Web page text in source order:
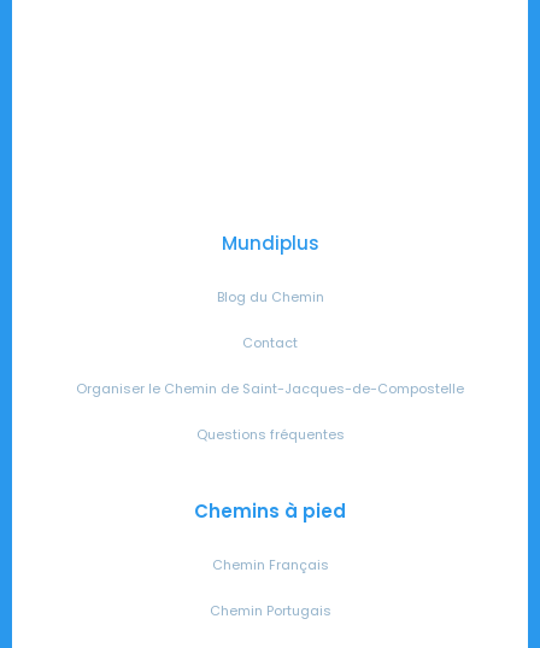
Mundiplus
Blog du Chemin
Contact
Organiser le Chemin de Saint-Jacques-de-Compostelle
Questions fréquentes
Chemins à pied
Chemin Français
Chemin Portugais